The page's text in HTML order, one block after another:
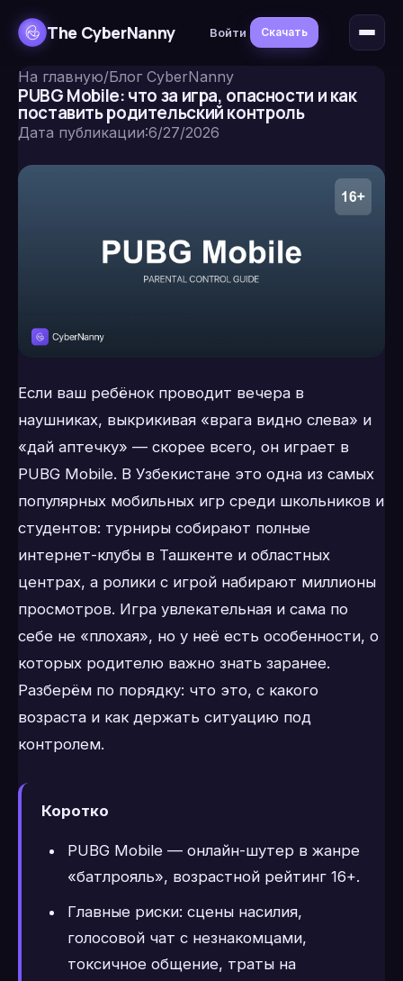
The CyberNanny Войти Скачать
На главную/Блог CyberNanny
PUBG Mobile: что за игра, опасности и как
поставить родительский контроль
Дата публикации:6/27/2026
Если ваш ребёнок проводит вечера в
наушниках, выкрикивая «врага видно слева» и
«дай аптечку» — скорее всего, он играет в
PUBG Mobile. В Узбекистане это одна из самых
популярных мобильных игр среди школьников и
студентов: турниры собирают полные
интернет-клубы в Ташкенте и областных
центрах, а ролики с игрой набирают миллионы
просмотров. Игра увлекательная и сама по
себе не «плохая», но у неё есть особенности, о
которых родителю важно знать заранее.
Разберём по порядку: что это, с какого
возраста и как держать ситуацию под
контролем.
Коротко
PUBG Mobile — онлайн-шутер в жанре
«батлрояль», возрастной рейтинг 16+.
Главные риски: сцены насилия,
голосовой чат с незнакомцами,
токсичное общение, траты на